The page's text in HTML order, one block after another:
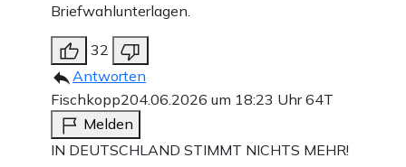
Briefwahlunterlagen.
32
Antworten
Fischkopp204.06.2026 um 18:23 Uhr64T
Melden
IN DEUTSCHLAND STIMMT NICHTS MEHR!